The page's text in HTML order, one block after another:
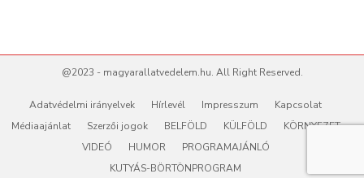
@2023 - magyarallatvedelem.hu. All Right Reserved.
Adatvédelmi irányelvek Hírlevél Impresszum
Kapcsolat
Médiaajánlat
Szerzői jogok BELFÖLD KÜLFÖLD
KÖRNYEZET
VIDEÓ
HUMOR
PROGRAMAJÁNLÓ
KUTYÁS-BÖRTÖNPROGRAM